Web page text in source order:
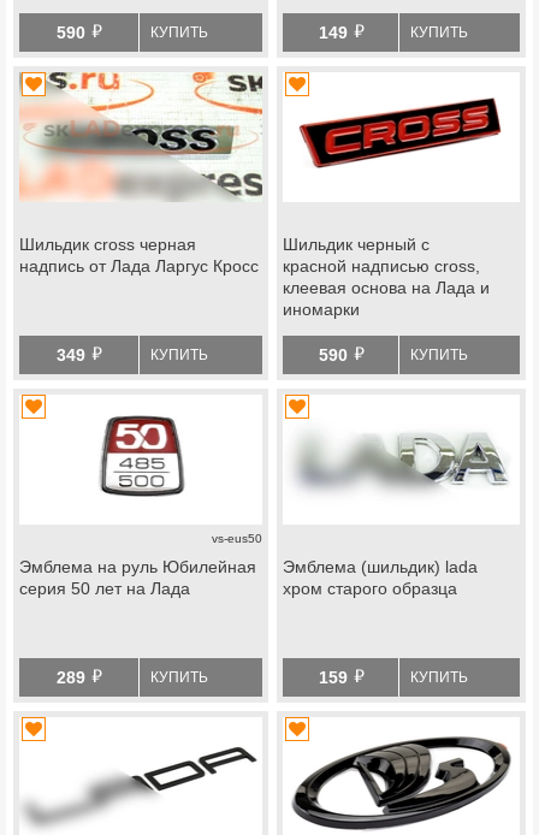
590 й КУПИТЬ 149 й КУПИТЬ
Шильдик cross черная
надпись от Лада Ларгус Кросс
349 й КУПИТЬ
Шильдик черный с
красной надписью cross,
клеевая основа на Лада и
иномарки
590 й КУПИТЬ
vs-eus50
Эмблема на руль Юбилейная
серия 50 лет на Лада
289 й КУПИТЬ
Эмблема (шильдик) lada
хром старого образца
159 й КУПИТЬ